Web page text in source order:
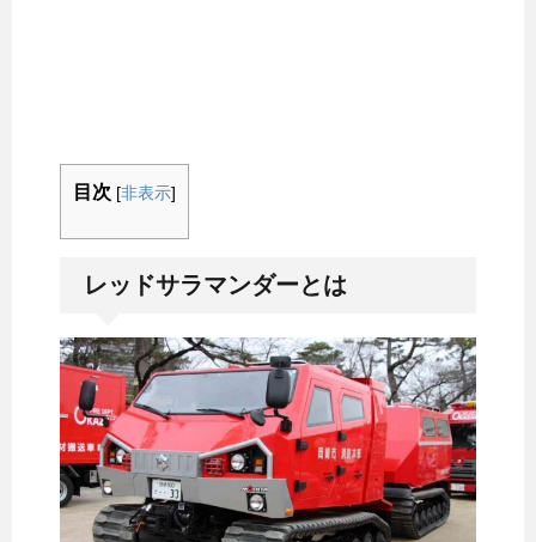
目次 [非表示]
レッドサラマンダーとは